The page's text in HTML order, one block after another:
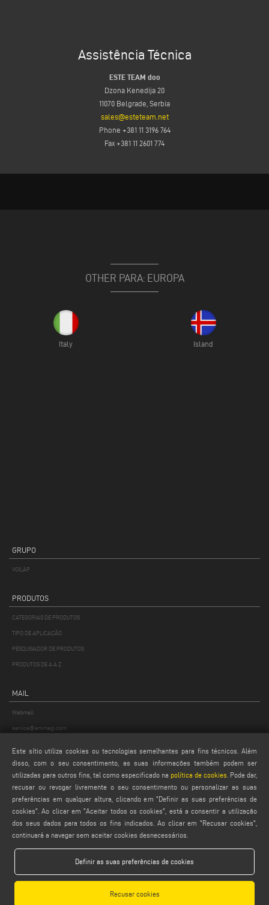
Assistência Técnica
ESTE TEAM doo
Dzona Kenedija 20
11070 Belgrade, Serbia
sales@esteteam.net
Phone +381 11 3196 764
Fax +381 11 2601 774
OTHER PARA: EUROPA
Italy Island
GRUPO
VOILÀP
PRODUTOS
CATEGORIAS DE PRODUTOS
TIPO DE APLICAÇÃO
PESQUISADOR DE PRODUTOS
PRODUTOS DE A A Z
MAIL
Webmail
service@emmegi.com
info@emmegi.com
ENCONTRAR-NOS NO
LEGALS
LEGAL NOTES
Este sítio utiliza cookies ou tecnologias semelhantes para fins técnicos. Além
disso, com o seu consentimento, as suas informações também podem ser
utilizadas para outros fins, tal como especificado na política de cookies . Pode dar,
recusar ou revogar livremente o seu consentimento ou personalizar as suas
preferências em qualquer altura, clicando em "Definir as suas preferências de
cookies". Ao clicar em "Aceitar todos os cookies", está a consentir a utilização
dos seus dados para todos os fins indicados. Ao clicar em "Recusar cookies",
continuará a navegar sem aceitar cookies desnecessários.
Definir as suas preferências de cookies
Recusar cookies